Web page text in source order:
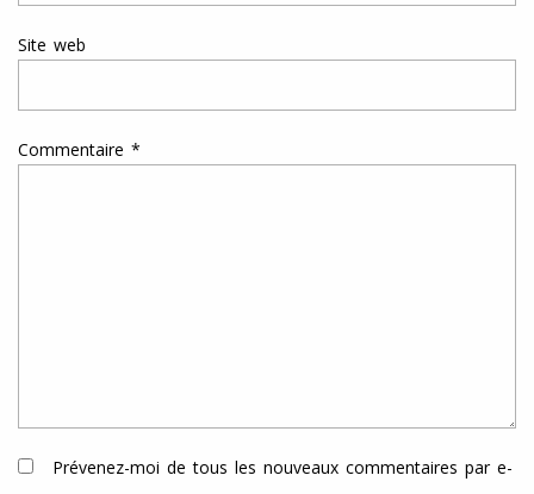
Site web
Commentaire *
Prévenez-moi de tous les nouveaux commentaires par e-